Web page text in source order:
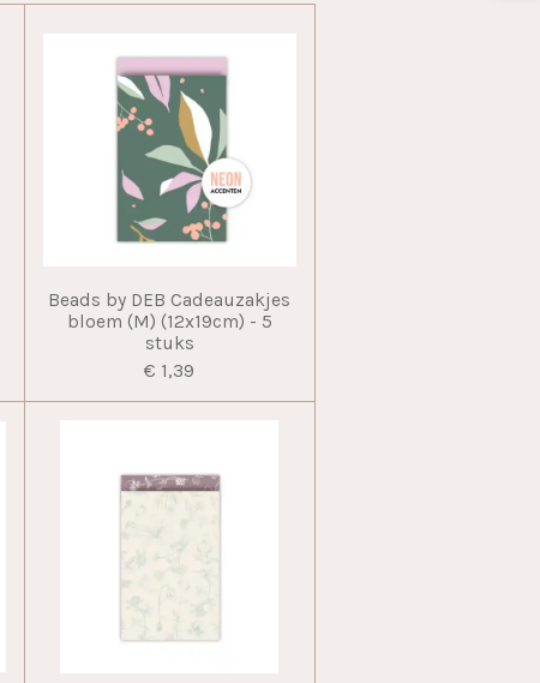
Beads by DEB Cadeauzakjes
bloem (M) (12x19cm) - 5
stuks
€ 1,39